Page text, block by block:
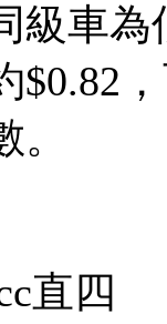
級車為
$0.82
直四